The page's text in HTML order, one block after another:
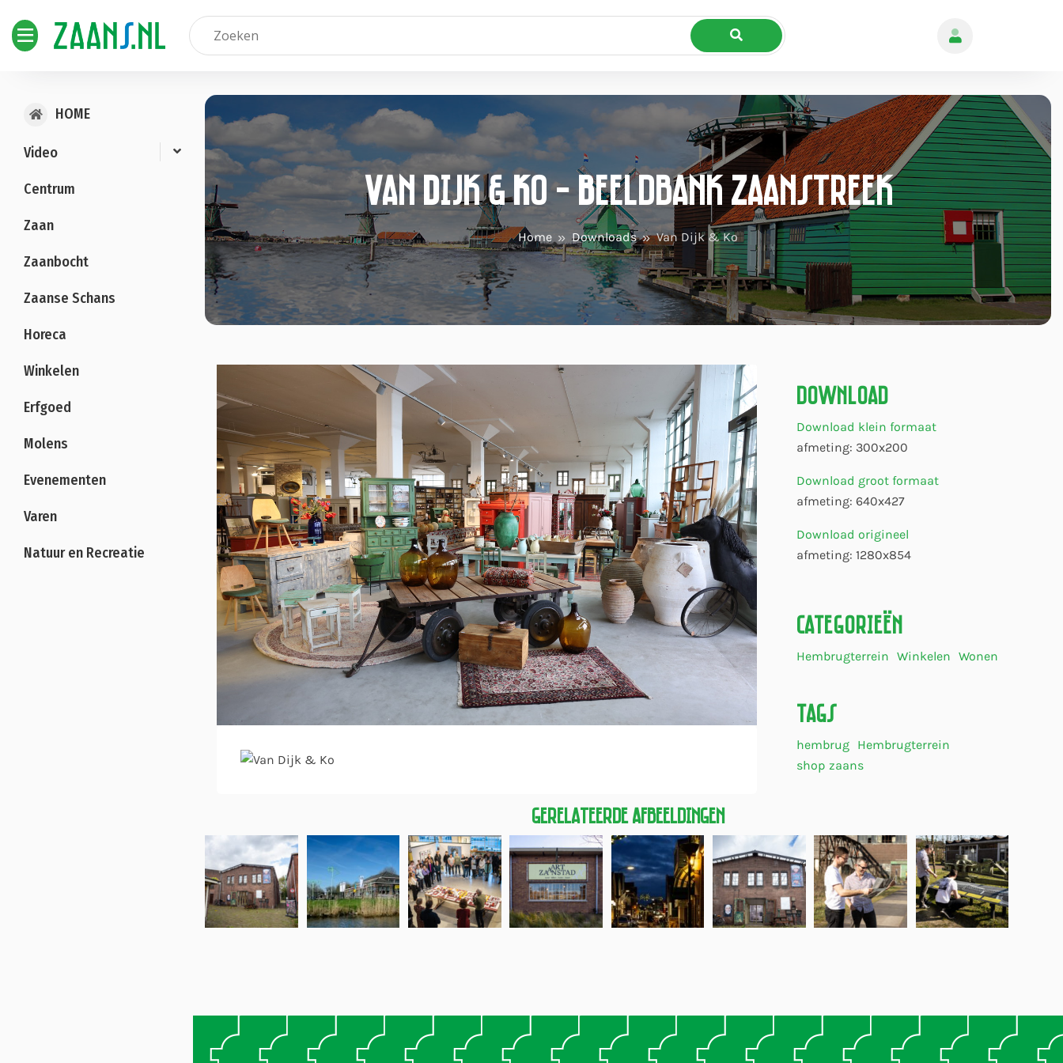
HOME
Video
Centrum
Zaan
Zaanbocht
Zaanse Schans
Horeca
Winkelen
Erfgoed
Molens
Evenementen
Varen
Natuur en Recreatie
Van Dijk & Ko - Beeldbank Zaanstreek
Home Downloads Van Dijk & Ko
Download
Download klein formaat
afmeting: 300x200
Download groot formaat
afmeting: 640x427
Download origineel
afmeting: 1280x854
Categorieën
Hembrugterrein Winkelen Wonen
Tags
hembrug Hembrugterrein
shop zaans
Gerelateerde Afbeeldingen